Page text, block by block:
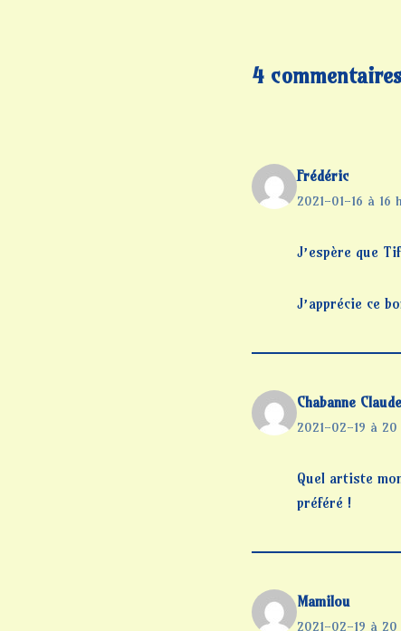
4
Frédéric
2021-01-16 à 16
J’espère que
J’apprécie ce
Chabanne Claude
2021-02-19 à 20
Quel artiste
préféré !
Mamilou
2021-02-19 à